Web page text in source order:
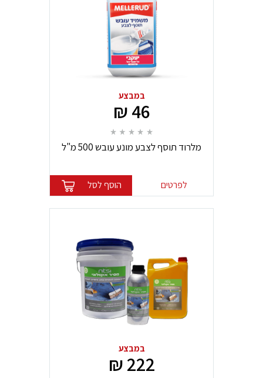
במבצע
46 ₪
מלרוד תוסף לצבע מונע עובש 500 מ"ל
לפרטים הוסף לסל
במבצע
222 ₪